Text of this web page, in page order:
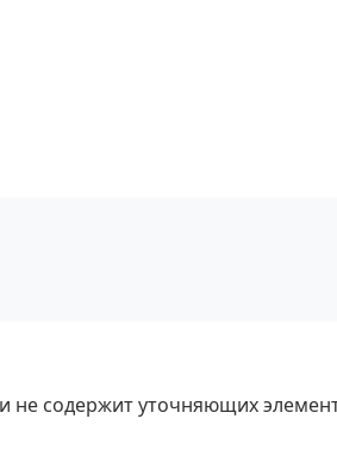
не содержит уточняющих